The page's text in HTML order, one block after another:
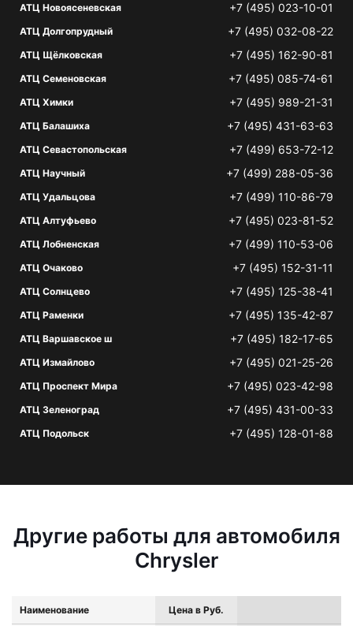
АТЦ Новоясеневская +7 (495) 023-10-01
АТЦ Долгопрудный +7 (495) 032-08-22
АТЦ Щёлковская +7 (495) 162-90-81
АТЦ Семеновская +7 (495) 085-74-61
АТЦ Химки +7 (495) 989-21-31
АТЦ Балашиха +7 (495) 431-63-63
АТЦ Севастопольская +7 (499) 653-72-12
АТЦ Научный +7 (499) 288-05-36
АТЦ Удальцова +7 (499) 110-86-79
АТЦ Алтуфьево +7 (495) 023-81-52
АТЦ Лобненская +7 (499) 110-53-06
АТЦ Очаково +7 (495) 152-31-11
АТЦ Солнцево +7 (495) 125-38-41
АТЦ Раменки +7 (495) 135-42-87
АТЦ Варшавское ш +7 (495) 182-17-65
АТЦ Измайлово +7 (495) 021-25-26
АТЦ Проспект Мира +7 (495) 023-42-98
АТЦ Зеленоград +7 (495) 431-00-33
АТЦ Подольск +7 (495) 128-01-88
Другие работы для автомобиля
Chrysler
Наименование Цена в Руб.